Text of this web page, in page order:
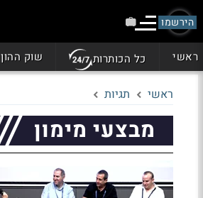
הירשמו
ראשי כל הכותרות שוק ההון
ראשי תגיות
מבצעי מימון